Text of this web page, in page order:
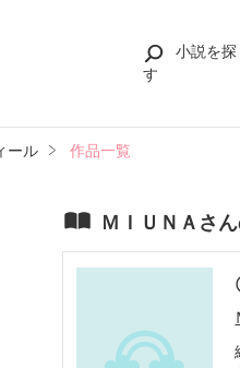
小説を探
す
ール 作品一覧
ＭＩＵＮＡさ